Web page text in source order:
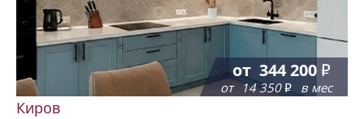
от 344 200
от 14 350 в мес
Киров